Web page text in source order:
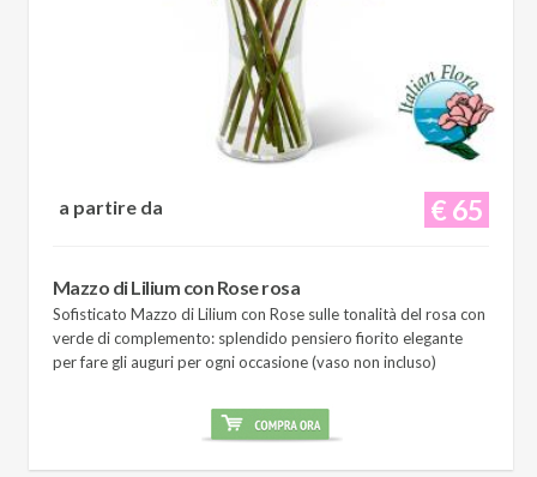
€ 65
a partire da
Mazzo di Lilium con Rose rosa
Sofisticato Mazzo di Lilium con Rose sulle tonalità del rosa con
verde di complemento: splendido pensiero fiorito elegante
per fare gli auguri per ogni occasione (vaso non incluso)